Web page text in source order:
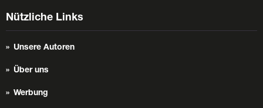
Nützliche Links
Unsere Autoren
Über uns
Werbung